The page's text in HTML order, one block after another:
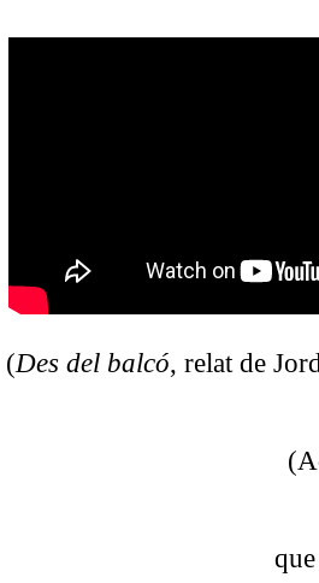
(Des del balcó, relat de